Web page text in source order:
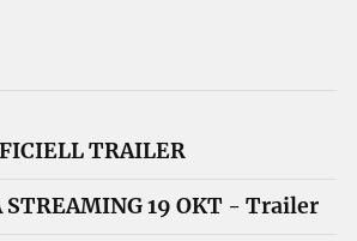
TRAILER
19 OKT - Trailer